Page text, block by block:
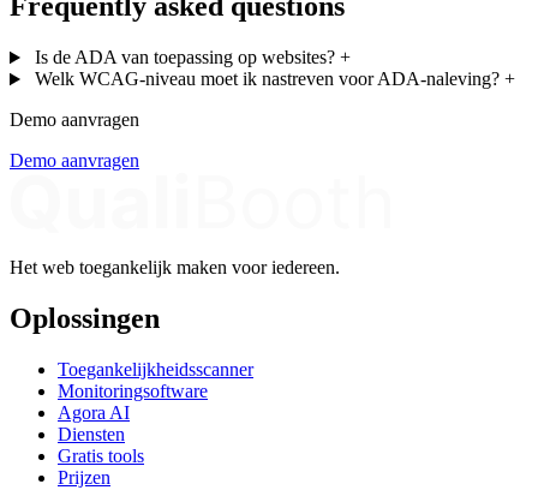
Frequently asked questions
Is de ADA van toepassing op websites? +
Welk WCAG-niveau moet ik nastreven voor ADA-naleving? +
Demo aanvragen
Demo aanvragen
Het web toegankelijk maken voor iedereen.
Oplossingen
Toegankelijkheidsscanner
Monitoringsoftware
Agora AI
Diensten
Gratis tools
Prijzen